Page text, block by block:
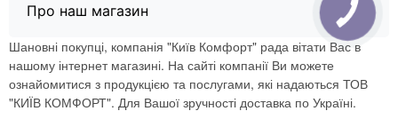
Про наш магазин
Шановні покупці, компанія "Київ Комфорт" рада вітати Вас в
нашому інтернет магазині. На сайті компанії Ви можете
ознайомитися з продукцією та послугами, які надаються ТОВ
"КИЇВ КОМФОРТ". Для Вашої зручності доставка по Україні.